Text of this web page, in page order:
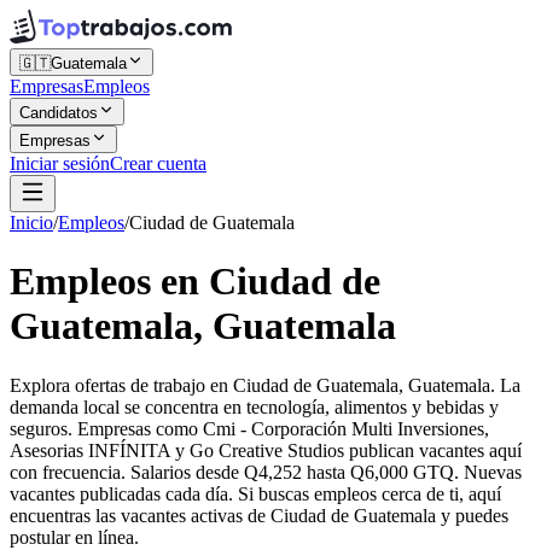
🇬🇹Guatemala
EmpresasEmpleos
Candidatos
Empresas
Iniciar sesiónCrear cuenta
Inicio/Empleos/Ciudad de Guatemala
Empleos en Ciudad de
Guatemala, Guatemala
Explora ofertas de trabajo en Ciudad de Guatemala, Guatemala. La
demanda local se concentra en tecnología, alimentos y bebidas y
seguros. Empresas como Cmi - Corporación Multi Inversiones,
Asesorias INFÍNITA y Go Creative Studios publican vacantes aquí
con frecuencia. Salarios desde Q4,252 hasta Q6,000 GTQ. Nuevas
vacantes publicadas cada día. Si buscas empleos cerca de ti, aquí
encuentras las vacantes activas de Ciudad de Guatemala y puedes
postular en línea.